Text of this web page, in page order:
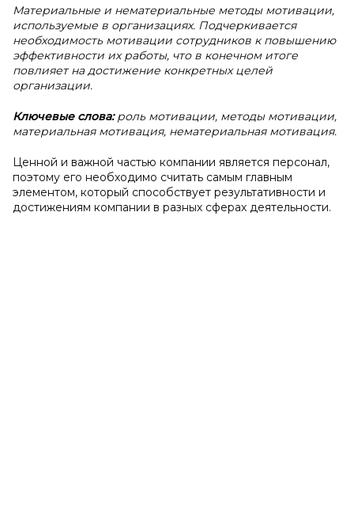
Материальные и нематериальные методы мотивации,
используемые в организациях. Подчеркивается
необходимость мотивации сотрудников к повышению
эффективности их работы, что в конечном итоге
повлияет на достижение конкретных целей
организации.
Ключевые слова:роль мотивации, методы мотивации,
материальная мотивация, нематериальная мотивация.
Ценной и важной частью компании является персонал,
поэтому его необходимо считать самым главным
элементом, который способствует результативности и
достижениям компании в разных сферах деятельности.